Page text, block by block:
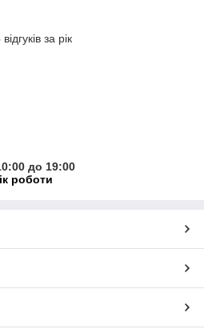
за рік
до 19:00
роботи